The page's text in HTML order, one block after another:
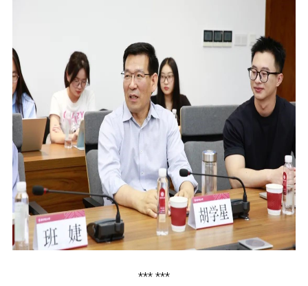
*** ***